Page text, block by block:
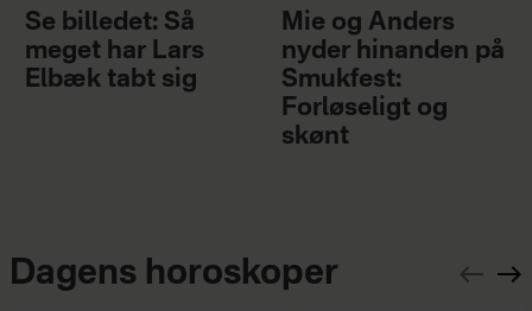
Se billedet: Så
meget har Lars
Elbæk tabt sig
Mie og Anders
nyder hinanden på
Smukfest:
Forløseligt og
skønt
Dagens horoskoper